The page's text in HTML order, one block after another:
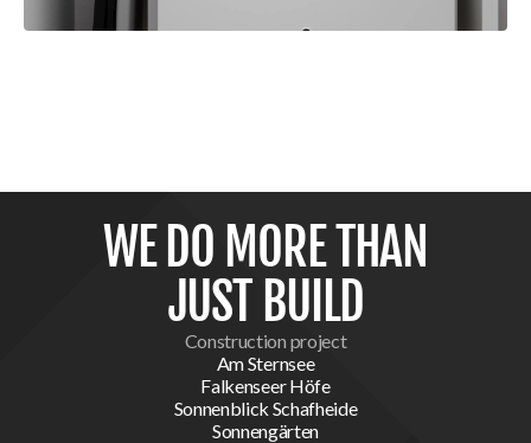
WE DO MORE THAN
JUST BUILD
Construction project
Am Sternsee
Falkenseer Höfe
Sonnenblick Schafheide
Sonnengärten